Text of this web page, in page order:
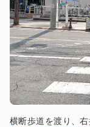
横断歩道を渡り、右